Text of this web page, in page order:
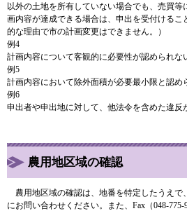
以外の土地を所有していない場合でも、売買
画内容が達成できる場合は、申出を受付けるこ
的な理由で市の計画変更はできません。）
例4
計画内容について客観的に必要性が認められな
例5
計画内容において除外面積が必要最小限と認め
例6
申出者や申出地に対して、他法令を含めた違反
農用地区域の確認
農用地区域の確認は、地番を特定したうえで、
にお問い合わせください。また、Fax（048-775-